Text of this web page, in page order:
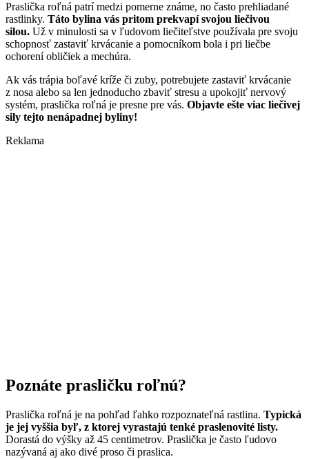
Praslička roľná patrí medzi pomerne známe, no často prehliadané
rastlinky. Táto bylina vás pritom prekvapí svojou liečivou
silou. Už v minulosti sa v ľudovom liečiteľstve používala pre svoju
schopnosť zastaviť krvácanie a pomocníkom bola i pri liečbe
ochorení obličiek a mechúra.
Ak vás trápia boľavé kríže či zuby, potrebujete zastaviť krvácanie
z nosa alebo sa len jednoducho zbaviť stresu a upokojiť nervový
systém, praslička roľná je presne pre vás. Objavte ešte viac liečivej
sily tejto nenápadnej byliny!
Reklama
Poznáte prasličku roľnú?
Praslička roľná je na pohľad ľahko rozpoznateľná rastlina. Typická
je jej vyššia byľ, z ktorej vyrastajú tenké praslenovité listy.
Dorastá do výšky až 45 centimetrov. Praslička je často ľudovo
nazývaná aj ako divé proso či praslica.